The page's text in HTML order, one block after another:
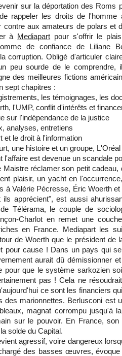
sur la déportation des Roms
rappeler les droits de l'homme
contre aux amateurs de polars et
à Mediapart pour s'offrir le
de confiance de Liliane
corruption. Obligé d'articuler
peu sourde de le comprendre,
des meilleures fictions
sept chapitres :
les témoignages, les
l'UMP, conflit d'intérêts et
sur l'indépendance de la justice
analyses, entretiens
et le droit à l'information
une histoire et un groupe, L'Oréal
l'affaire est devenue un scandale
Maistre réclamer son petit cadeau,
plaisir, un yacht en
à Valérie Pécresse, Éric Woerth
ils apprécient", est aussi
Télérama, le couple de
Charlot en remet une
en France. Mediapart les
de Woerth que le président de
pour cause ! Dans un pays qui
aurait dû démissionner
pour que le système sarkozien
pas ! Cela ne
ce sont les financiers
des marionnettes. Berlusconi est
magnat corrompu jusqu'à
sur le pouvoir. En France, son
solde du Capital.
agressif, voire dangereux
des basses œuvres,